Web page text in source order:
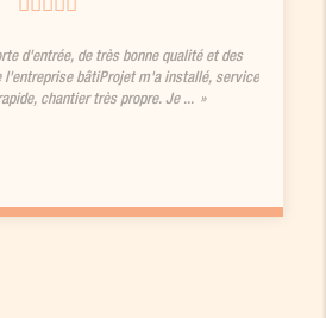
d'entrée, de très bonne qualité et des
l'entreprise bâtiProjet m'a installé, service
chantier très propre. Je ...